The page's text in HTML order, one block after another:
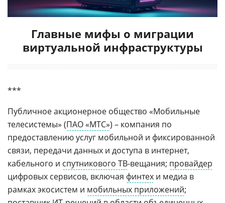
Главные мифы о миграции
виртуальной инфраструктуры
***
Публичное акционерное общество «Мобильные
телесистемы» (ПАО «МТС») – компания по
предоставлению услуг мобильной и фиксированной
связи, передачи данных и доступа в интернет,
кабельного и спутникового ТВ-вещания; провайдер
цифровых сервисов, включая финтех и медиа в
рамках экосистем и мобильных приложений;